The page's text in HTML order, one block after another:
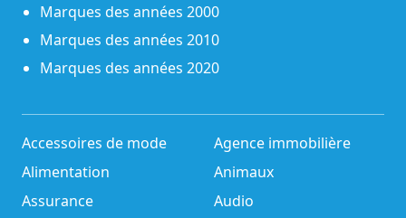
Marques des années 2000
Marques des années 2010
Marques des années 2020
Accessoires de mode
Agence immobilière
Alimentation
Animaux
Assurance
Audio